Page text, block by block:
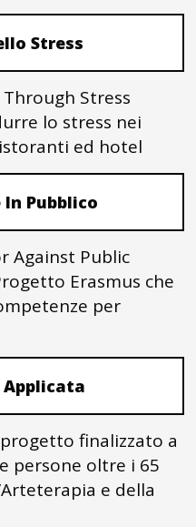
Stress
Stress
lo stress nei
ed hotel
In Pubblico
Against Public
Erasmus che
per
finalizzato a
persone oltre i 65
e della